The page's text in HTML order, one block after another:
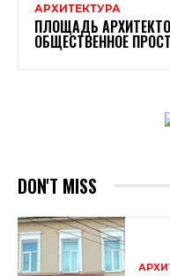
АРХИТЕКТУРА
ПЛОЩАДЬ
ОБЩЕСТВЕННОЕ
DON'T MISS